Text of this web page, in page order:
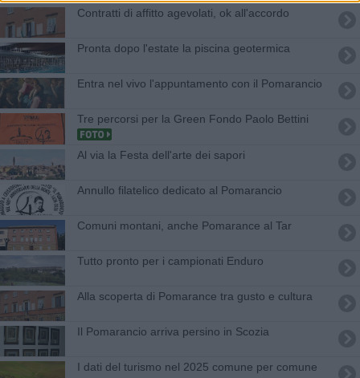
Contratti di affitto agevolati, ok all'accordo
Pronta dopo l'estate la piscina geotermica
Entra nel vivo l'appuntamento con il Pomarancio
Tre percorsi per la Green Fondo Paolo Bettini
Al via la Festa dell'arte dei sapori
Annullo filatelico dedicato al Pomarancio
Comuni montani, anche Pomarance al Tar
Tutto pronto per i campionati Enduro
Alla scoperta di Pomarance tra gusto e cultura
Il Pomarancio arriva persino in Scozia
I dati del turismo nel 2025 comune per comune